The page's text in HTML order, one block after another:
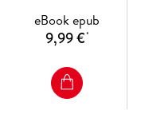
eBook epub
9,99 €*